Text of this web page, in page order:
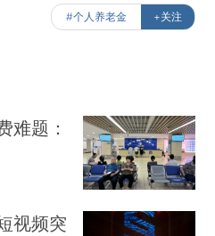
#个人养老金 +关注
难题：
视频突